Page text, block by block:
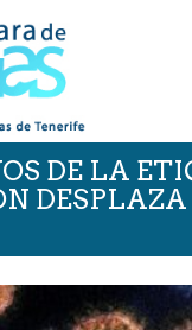
DE LA